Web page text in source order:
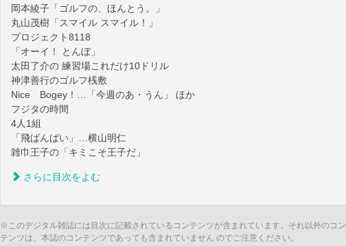
岡本綾子「ゴルフの、ほんとう。」
丸山茂樹「スマイル スマイル！」
プロジェクト8118
「オーイ！ とんぼ」
太田了介の 練習場これだけ10ドリル
神津善行のゴルフ桟敷
Nice Bogey！…「今週のあ・うん」 ほか
フジタの時間
4人1組
「飛ばんばい」…横山明仁
雑巾王子の「キミこそ王子だ」
さらに目次をよむ
※このデジタル雑誌には目次に記載されているコンテンツが含まれています。それ以外のコン
テンツは、本誌のコンテンツであっても含まれていません のでご注意ください。